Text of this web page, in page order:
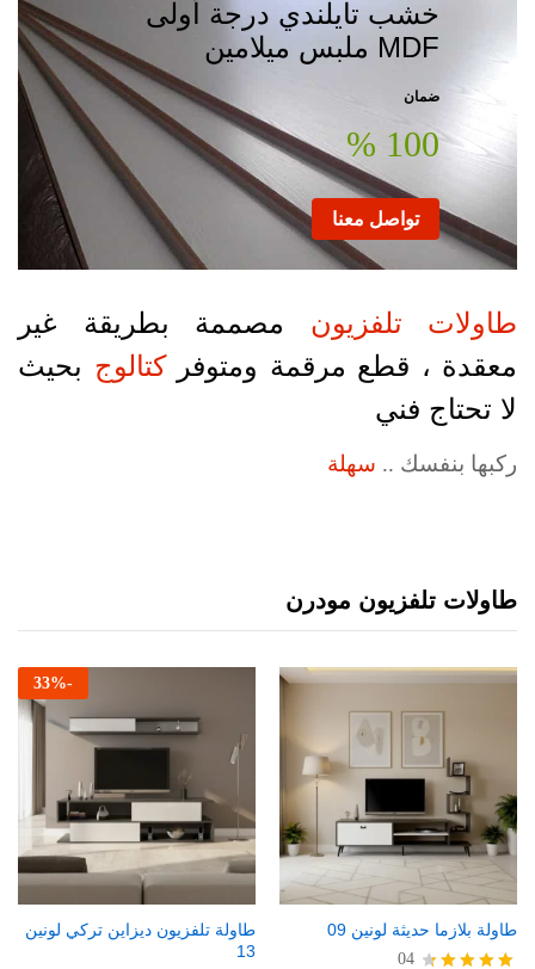
خشب تايلندي درجة أولى
MDF ملبس ميلامين
ضمان
100 %
تواصل معنا
طاولات تلفزيون مصممة بطريقة غير
معقدة ، قطع مرقمة ومتوفركتالوج بحيث
لا تحتاج فني
ركبها بنفسك .. سهلة
طاولات تلفزيون مودرن
طاولة بلازما حديثة لونين 09
04
-
33%
طاولة تلفزيون ديزاين تركي لونين
13